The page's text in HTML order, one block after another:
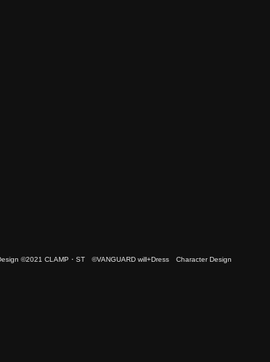
©2021 CLAMP・ST ©VANGUARD will+Dress Character Design